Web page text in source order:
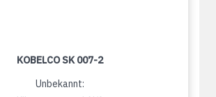
KOBELCO SK 007-2
Unbekannt: